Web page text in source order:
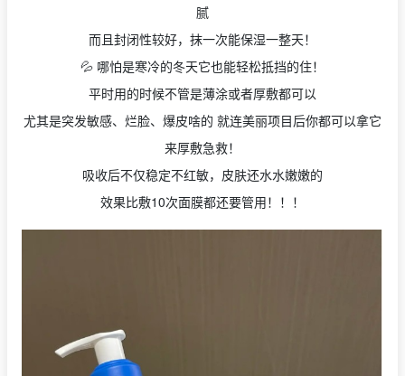
腻
而且封闭性较好，抹一次能保湿一整天！
💦 哪怕是寒冷的冬天它也能轻松抵挡的住！
平时用的时候不管是薄涂或者厚敷都可以
尤其是突发敏感、烂脸、爆皮啥的 就连美丽项目后你都可以拿它
来厚敷急救！
吸收后不仅稳定不红敏，皮肤还水水嫩嫩的
效果比敷10次面膜都还要管用！！！